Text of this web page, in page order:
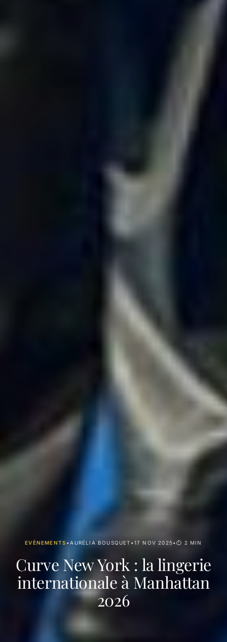
EVÈNEMENTS •AURÉLIA BOUSQUET •17 NOV 2025•⏱ 2 MIN
Curve New York : la lingerie
internationale à Manhattan
2026